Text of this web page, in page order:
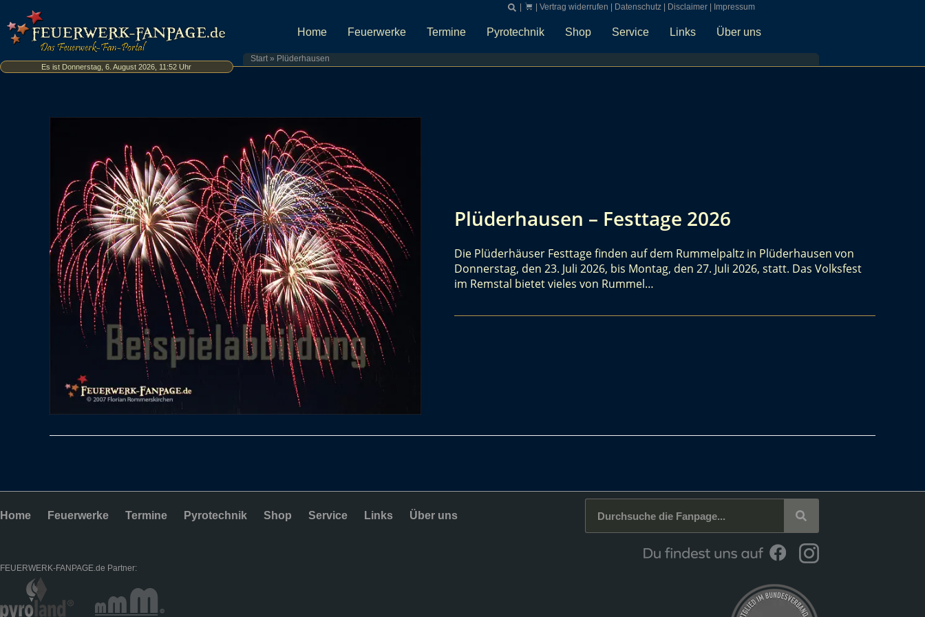
Es ist Donnerstag, 6. August 2026, 11:52 Uhr
Vertrag widerrufen Datenschutz| Disclaimer| Impressum
Home Feuerwerke Termine Pyrotechnik Shop Service Links Über uns
Start» Plüderhausen
Plüderhausen – Festtage 2026
Die Plüderhäuser Festtage finden auf dem Rummelpaltz in Plüderhausen von
Donnerstag, den 23. Juli 2026, bis Montag, den 27. Juli 2026, statt. Das Volksfest
im Remstal bietet vieles von Rummel…
Home Feuerwerke Termine Pyrotechnik Shop Service Links Über uns
FEUERWERK-FANPAGE.de Partner: